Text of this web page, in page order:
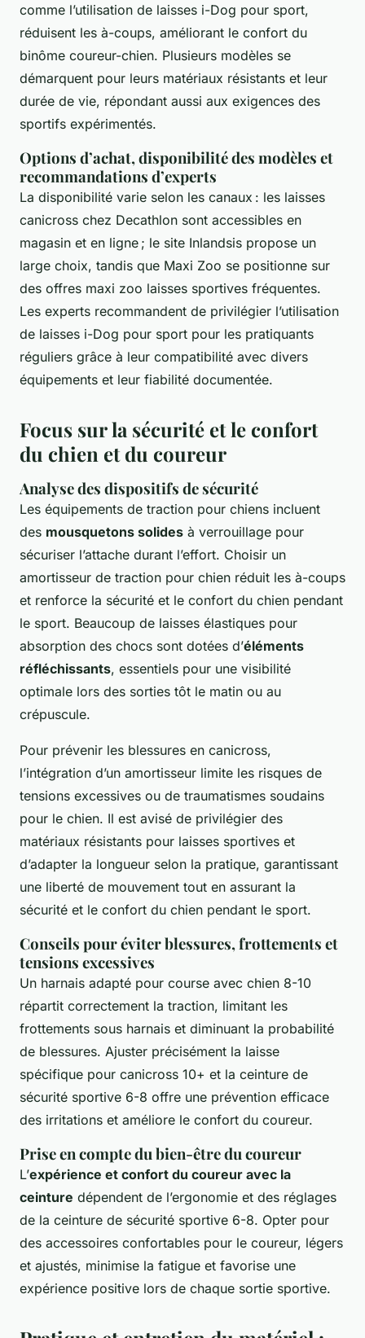
comme l’utilisation de laisses i-Dog pour sport,
réduisent les à-coups, améliorant le confort du
binôme coureur-chien. Plusieurs modèles se
démarquent pour leurs matériaux résistants et leur
durée de vie, répondant aussi aux exigences des
sportifs expérimentés.
Options d’achat, disponibilité des modèles et
recommandations d’experts
La disponibilité varie selon les canaux : les laisses
canicross chez Decathlon sont accessibles en
magasin et en ligne ; le site Inlandsis propose un
large choix, tandis que Maxi Zoo se positionne sur
des offres maxi zoo laisses sportives fréquentes.
Les experts recommandent de privilégier l’utilisation
de laisses i-Dog pour sport pour les pratiquants
réguliers grâce à leur compatibilité avec divers
équipements et leur fiabilité documentée.
Focus sur la sécurité et le confort
du chien et du coureur
Analyse des dispositifs de sécurité
Les équipements de traction pour chiens incluent
des mousquetons solides à verrouillage pour
sécuriser l’attache durant l’effort. Choisir un
amortisseur de traction pour chien réduit les à-coups
et renforce la sécurité et le confort du chien pendant
le sport. Beaucoup de laisses élastiques pour
absorption des chocs sont dotées d’éléments
réfléchissants, essentiels pour une visibilité
optimale lors des sorties tôt le matin ou au
crépuscule.
Pour prévenir les blessures en canicross,
l’intégration d’un amortisseur limite les risques de
tensions excessives ou de traumatismes soudains
pour le chien. Il est avisé de privilégier des
matériaux résistants pour laisses sportives et
d’adapter la longueur selon la pratique, garantissant
une liberté de mouvement tout en assurant la
sécurité et le confort du chien pendant le sport.
Conseils pour éviter blessures, frottements et
tensions excessives
Un harnais adapté pour course avec chien 8-10
répartit correctement la traction, limitant les
frottements sous harnais et diminuant la probabilité
de blessures. Ajuster précisément la laisse
spécifique pour canicross 10+ et la ceinture de
sécurité sportive 6-8 offre une prévention efficace
des irritations et améliore le confort du coureur.
Prise en compte du bien-être du coureur
L’expérience et confort du coureur avec la
ceinture dépendent de l’ergonomie et des réglages
de la ceinture de sécurité sportive 6-8. Opter pour
des accessoires confortables pour le coureur, légers
et ajustés, minimise la fatigue et favorise une
expérience positive lors de chaque sortie sportive.